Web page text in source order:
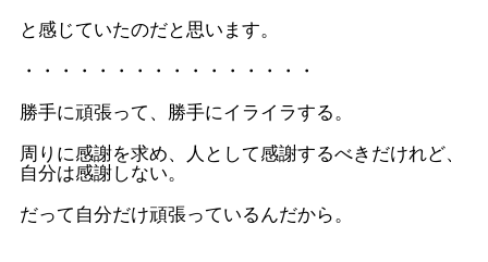
と感じていたのだと思います。
・・・・・・・・・・・・・・・・
勝手に頑張って、勝手にイライラする。
周りに感謝を求め、人として感謝するべきだけれど、
自分は感謝しない。
だって自分だけ頑張っているんだから。